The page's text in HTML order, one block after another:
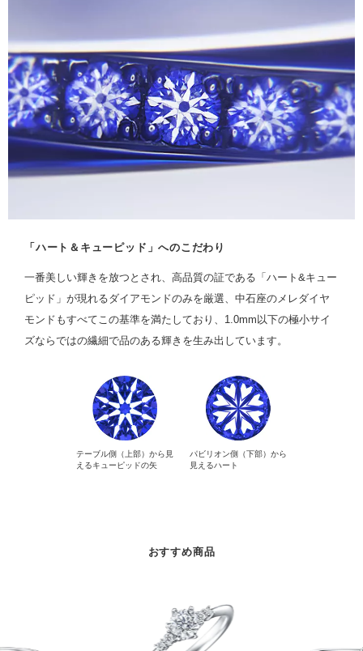
「ハート＆キューピッド」へのこだわり
一番美しい輝きを放つとされ、高品質の証である「ハート&キュー
ピッド」が現れるダイアモンドのみを厳選、中石座のメレダイヤ
モンドもすべてこの基準を満たしており、1.0mm以下の極小サイ
ズならではの繊細で品のある輝きを生み出しています。
テーブル側（上部）から見
えるキューピッドの矢
パビリオン側（下部）から
見えるハート
おすすめ商品